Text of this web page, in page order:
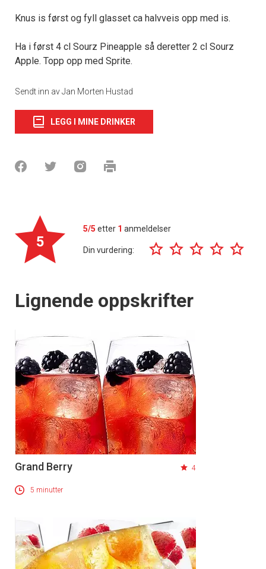
Knus is først og fyll glasset ca halvveis opp med is.
Ha i først 4 cl Sourz Pineapple så deretter 2 cl Sourz
Apple. Topp opp med Sprite.
Sendt inn av Jan Morten Hustad
LEGG I MINE DRINKER
5
5/5 etter 1 anmeldelser
Din vurdering:
Lignende oppskrifter
Grand Berry 4
5 minutter